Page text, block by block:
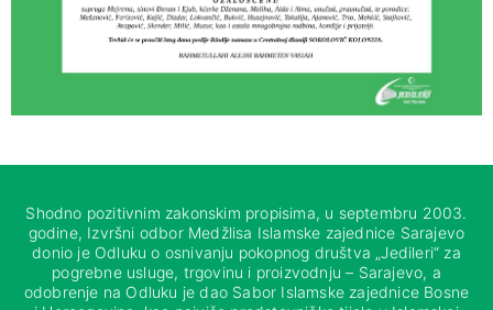
Shodno pozitivnim zakonskim propisima, u septembru 2003.
godine, Izvršni odbor Medžlisa Islamske zajednice Sarajevo
donio je Odluku o osnivanju pokopnog društva „Jedileri“ za
pogrebne usluge, trgovinu i proizvodnju – Sarajevo, a
odobrenje na Odluku je dao Sabor Islamske zajednice Bosne